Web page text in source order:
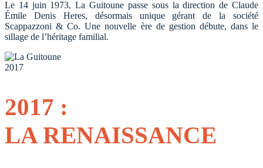
Le 14 juin 1973, La Guitoune passe sous la direction de Claude
Émile Denis Heres, désormais unique gérant de la société
Scappazzoni & Co. Une nouvelle ère de gestion débute, dans le
sillage de l’héritage familial.
2017
2017 :
LA RENAISSANCE